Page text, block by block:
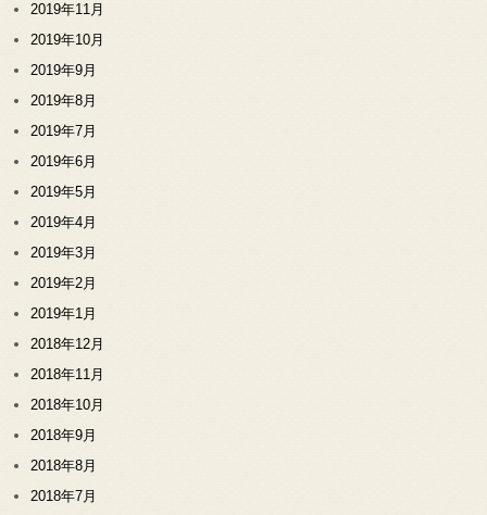
2019年11月
2019年10月
2019年9月
2019年8月
2019年7月
2019年6月
2019年5月
2019年4月
2019年3月
2019年2月
2019年1月
2018年12月
2018年11月
2018年10月
2018年9月
2018年8月
2018年7月